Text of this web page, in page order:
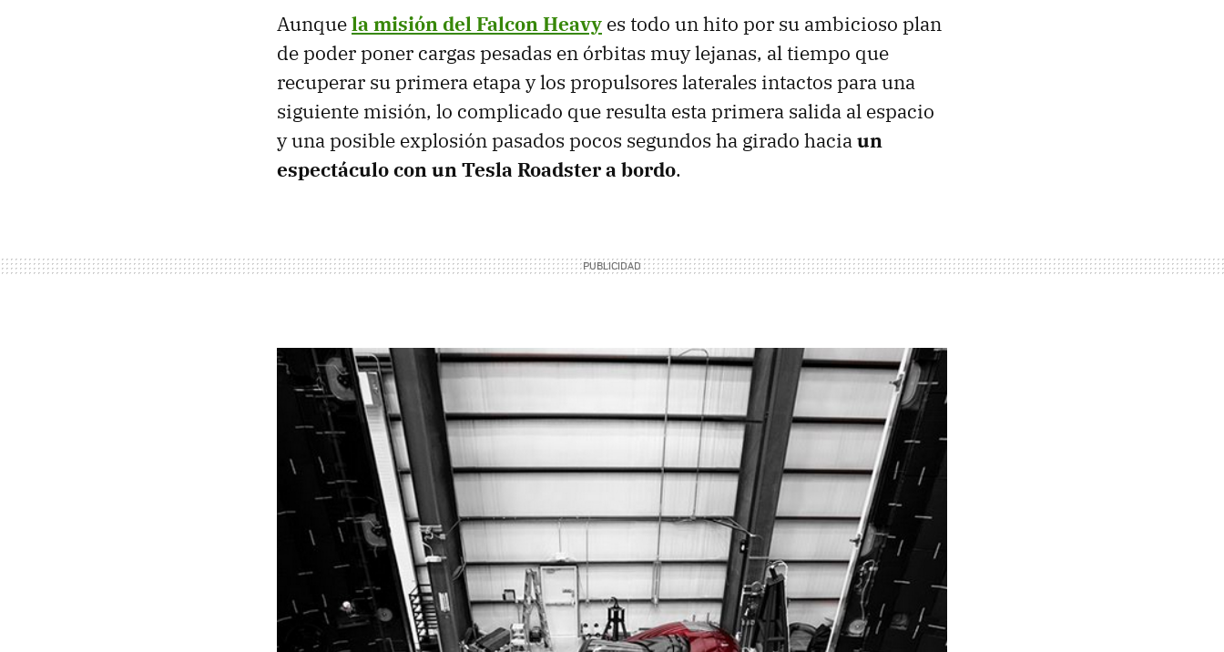
Aunquela misión del Falcon Heavy es todo un hito por su ambicioso plan
de poder poner cargas pesadas en órbitas muy lejanas, al tiempo que
recuperar su primera etapa y los propulsores laterales intactos para una
siguiente misión, lo complicado que resulta esta primera salida al espacio
y una posible explosión pasados pocos segundos ha girado haciaun
espectáculo con un Tesla Roadster a bordo.